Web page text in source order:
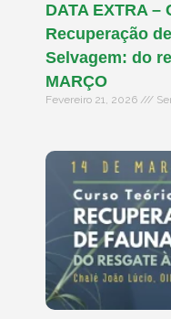
DATA EXTRA
Recuperação
Selvagem: do
MARÇO
Fevereiro 21, 2026